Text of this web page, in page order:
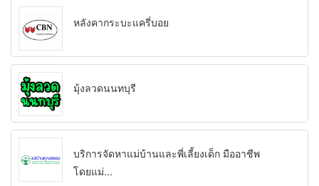
หลังคากระบะแครี่บอย
มุ้งลวดนนทบุรี
บริการจัดหาแม่บ้านและพี่เลี้ยงเด็ก มืออาชีพ
โดยแม่...